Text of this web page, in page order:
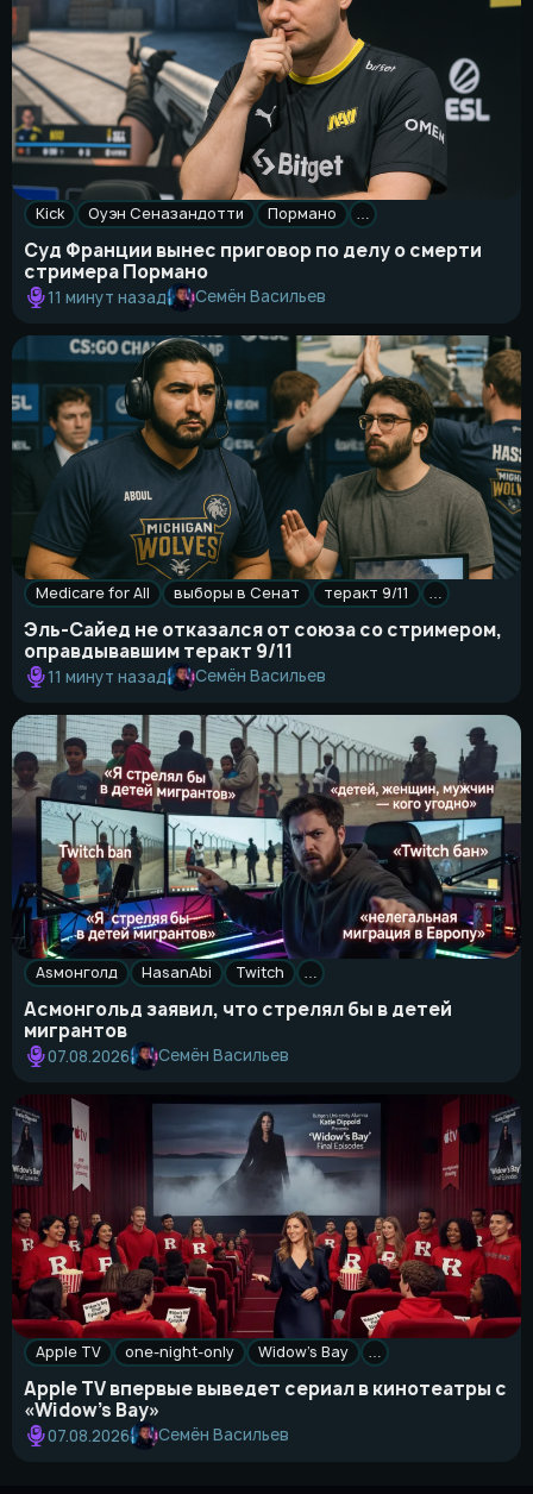
Kick Оуэн Сеназандотти Пормано
Суд Франции вынес приговор по делу о смерти
стримера Пормано
11 минут назад Семён Васильев
Medicare for All выборы в Сенат теракт 9/11
Эль-Сайед не отказался от союза со стримером,
оправдывавшим теракт 9/11
11 минут назад Семён Васильев
Asмонголд HasanAbi Twitch
Асмонгольд заявил, что стрелял бы в детей
мигрантов
07.08.2026 Семён Васильев
Apple TV one-night-only Widow’s Bay
Apple TV впервые выведет сериал в кинотеатры с
«Widow’s Bay»
07.08.2026 Семён Васильев